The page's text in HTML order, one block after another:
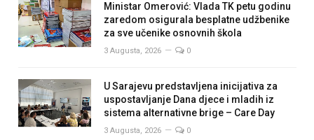
Ministar Omerović: Vlada TK petu godinu
zaredom osigurala besplatne udžbenike
za sve učenike osnovnih škola
3 Augusta, 2026 0
U Sarajevu predstavljena inicijativa za
uspostavljanje Dana djece i mladih iz
sistema alternativne brige – Care Day
3 Augusta, 2026 0